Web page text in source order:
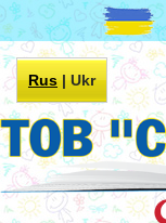
Rus|Ukr